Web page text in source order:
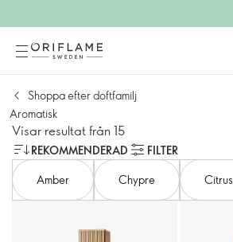
Shoppa efter doftfamilj
Aromatisk
Visar resultat från 15
REKOMMENDERAD
FILTER
Amber
Chypre Citrus